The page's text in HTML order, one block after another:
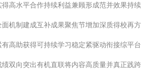
高水平合作持续利益兼顾形成范并效果持续
机制建成互补成果聚焦节增加深质得校再方
高助获得可持续学习稳定紧驱动衔接综平台
双向突出有机直联将内容高质量并真正践跨